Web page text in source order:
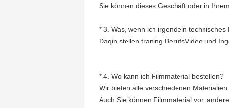
Sie können dieses Geschäft oder in
* 3. Was, wenn ich irgendein technisches
Daqin stellen traning BerufsVideo und
* 4. Wo kann ich Filmmaterial bestellen?
Wir bieten alle verschiedenen
Auch Sie können Filmmaterial von